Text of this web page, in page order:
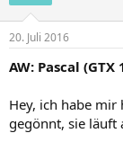
20. Juli 2016
AW: Pascal
Hey, ich habe mir
gegönnt, sie läuft